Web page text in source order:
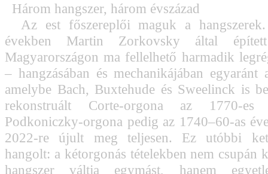
Három hangszer, három évszázad
Az est főszereplői maguk a
években Martin Zorkovsky által
Magyarországon ma fellelhető harmadik
– hangzásában és mechanikájában
amelybe Bach, Buxtehude és Sweelinck is
rekonstruált Corte-orgona az 1770-
Podkoniczky-orgona pedig az 1740–60-as
2022-re újult meg teljesen. Ez utóbbi
hangolt: a kétorgonás tételekben nem csupán
hangszer váltja egymást, hanem